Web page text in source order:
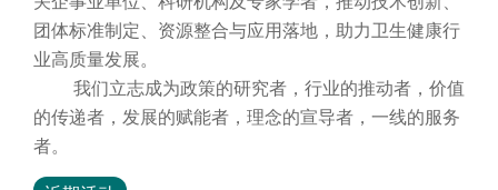
团体标准制定、资源整合与应用落地，助力卫生健康行
业高质量发展。
我们立志成为政策的研究者，行业的推动者，价值
的传递者，发展的赋能者，理念的宣导者，一线的服务
者。